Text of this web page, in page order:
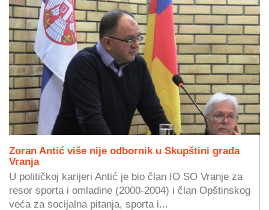
Zoran Antić više nije odbornik u Skupštini grada
Vranja
U političkoj karijeri Antić je bio član IO SO Vranje za
resor sporta i omladine (2000-2004) i član Opštinskog
veća za socijalna pitanja, sporta i...